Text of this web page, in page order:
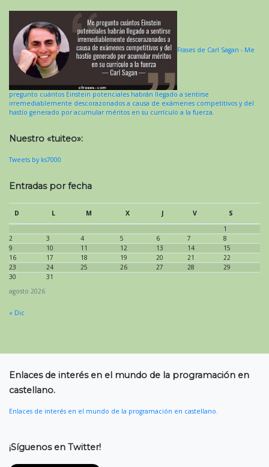
Frases de Carl Sagan - Me
pregunto cuántos Einstein potenciales habrán llegado a sentirse
irremediablemente descorazonados a causa de exámenes competitivos y del
hastío generado por acumular méritos en su currículo a la fuerza.
Nuestro «tuiteo»:
Tweets by ks7000
Entradas por fecha
agosto 2026
D L M X J V
S
1
2
3 4 5 6 7
8
9
10 11 12 13 14
15
16
17 18 19 20 21
22
23
24 25 26 27 28
29
30
31
« Dic
Enlaces de interés en el mundo de la programación en
castellano.
Enlaces de interés en el mundo de la programación en castellano.
¡Síguenos en Twitter!